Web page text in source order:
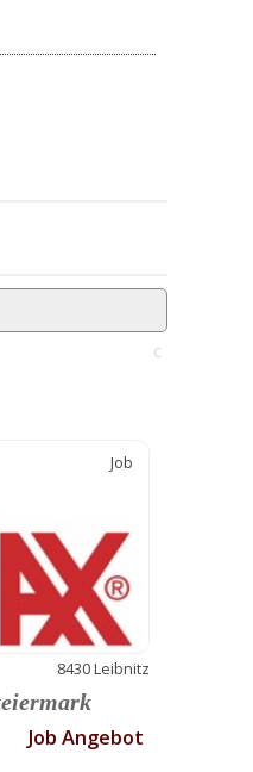
C
Job
8430 Leibnitz
Job Angebot